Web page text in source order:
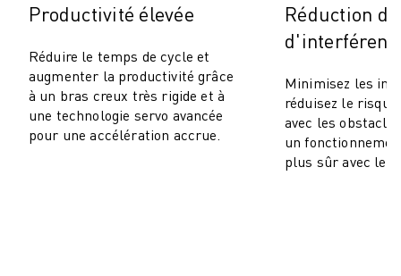
TÉMOIGNAGES
INDUSTRIES
TOUTES LES INDUSTRIES
AÉROSPATIALE
AUTOMOBILE
VÉHICULES ÉLECTRIQUES
Productivité élevée
Réduire le temps de cycle et
augmenter la productivité grâce
à un bras creux très rigide et à
une technologie servo avancée
pour une accélération accrue.
Réduction
Minimisez les
réduisez le
avec les
un
plus sûr avec le